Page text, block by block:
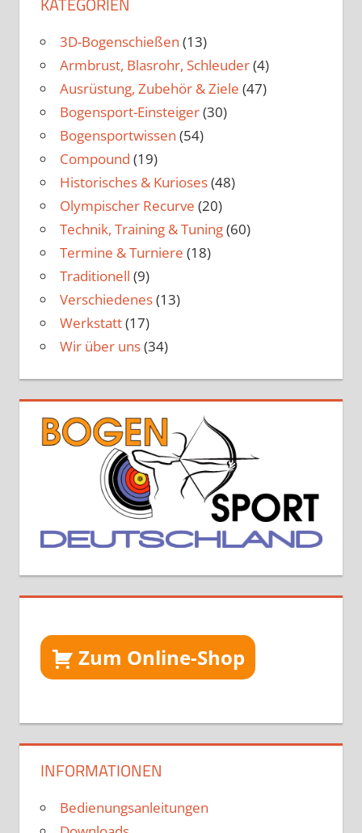
3D-Bogenschießen (13)
Armbrust, Blasrohr, Schleuder(4)
Ausrüstung, Zubehör & Ziele (47)
Bogensport-Einsteiger(30)
Bogensportwissen (54)
Compound (19)
Historisches & Kurioses(48)
Olympischer Recurve (20)
Technik, Training & Tuning(60)
Termine & Turniere (18)
Traditionell (9)
Verschiedenes(13)
Werkstatt(17)
Wir über uns(34)
Zum Online-Shop
INFORMATIONEN
Bedienungsanleitungen